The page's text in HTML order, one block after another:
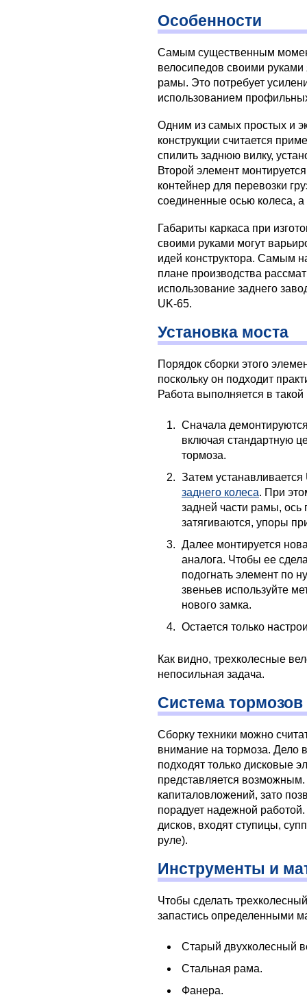
Особенности
Самым существенным
велосипедов своими
рамы. Это потребует
использованием
Одним из самых простых и
конструкции считается
спилить заднюю вилку,
Второй элемент
контейнер для перевозки
соединенные осью колеса, а
Габариты каркаса при
своими руками могут
идей конструктора. Самым
плане производства
использование заднего
UK-65.
Установка моста
Порядок сборки этого
поскольку он подходит
Работа выполняется в
Сначала
включая стандартную
тормоза.
Затем
заднего колеса. При
задней части рамы,
затягиваются, упоры
Далее монтируется
аналога. Чтобы ее
подогнать элемент по
звеньев используйте
нового замка.
Остается только
Как видно, трехколесные
непосильная задача.
Система тормозов
Сборку техники можно
внимание на тормоза. Дело
подходят только дисковые
представляется
капиталовложений, зато
порадует надежной
дисков, входят ступицы,
руле).
Инструменты и
Чтобы сделать
запастись определенными
Старый двухколесный
Стальная рама.
Фанера.